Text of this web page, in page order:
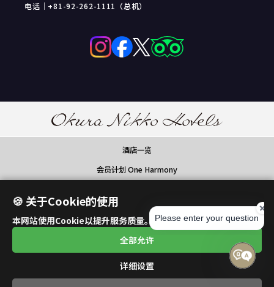
电话｜+81-92-262-1111（总机）
酒店一览
会员计划 One Harmony
全球服务网点
航空公司合作伙伴
🍪 关于Cookie的使用
本网站使用Cookie以提升服务质量。详情请参阅隐私政策。
全部允许
详细设置